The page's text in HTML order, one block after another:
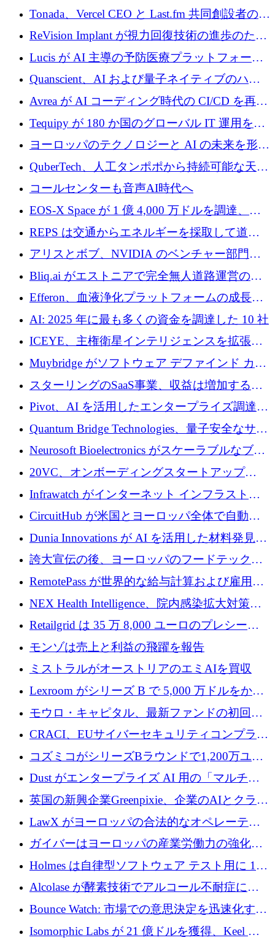
るなか、Voxmindが54万6,000ポンドのプレシ
ード資金を調達
Tonada、Vercel CEO と Last.fm 共同創設者の支
援を受けてステルス撤退
ReVision Implant が視力回復技術の進歩のため
に 400 万ユーロを確保
Lucis が AI 主導の予防医療プラットフォーム
を拡大するためにシリーズ A で 2,000 万ドル
を調達
Quanscient、AI および量子ネイティブのハー
ドウェア エンジニアリングを推進するために
1,000 万ユーロを調達
Avrea が AI コーディング時代の CI/CD を再発
明するために 470 万ドルをかけてステルスか
ら浮上
Tequipy が 180 か国のグローバル IT 運用を自
動化するために 300 万ユーロ以上を調達
ヨーロッパのテクノロジーと AI の未来を形作
る: イノベーション リーダーが Nexus
Luxembourg 2026 に集まる理由
QuberTech、人工タンポポから持続可能な天然
ゴムを開発するために 340 万ポンドを調達
コールセンターも音声AI時代へ
EOS-X Space が 1 億 4,000 万ドルを調達、
Mistral が Emmi AI を買収、Bliq がエストニア
での完全無人道路運営を承認
REPS は交通からエネルギーを採取して道路
を発電所に変えるために 2,360 万ドルを調達
アリスとボブ、NVIDIA のベンチャー部門か
らの投資でシリーズ B を拡大
Bliq.ai がエストニアで完全無人道路運営の承
認を獲得
Efferon、血液浄化プラットフォームの成長に
250万ユーロを確保
AI: 2025 年に最も多くの資金を調達した 10 社
ICEYE、主権衛星インテリジェンスを拡張す
るために 3 億ユーロの信用枠を確保
Muybridge がソフトウェア デファインド カメ
ラ テクノロジーを拡張するためにシリーズ A
で 1,600 万ドルを調達
スターリングのSaaS事業、収益は増加するも
グループ利益は減少
Pivot、AI を活用したエンタープライズ調達プ
ラットフォームを拡大するために 4,000 万ド
ルを調達
Quantum Bridge Technologies、量子安全なサイ
バーセキュリティ インフラストラクチャの拡
Neurosoft Bioelectronics がスケーラブルなブレ
イン コンピューター インターフェイスのため
に 750 万ドルを調達
20VC、オンボーディングスタートアップ
Prelude へのシリーズ A 投資で 2,000 万ドルを
Infrawatch がインターネット インフラストラ
クチャ インテリジェンス向けに 300 万ドルの
プレシードを確保
CircuitHub が米国とヨーロッパ全体で自動電
子機器製造を拡大するために 2,800 万ドルを
Dunia Innovations が AI を活用した材料発見を
産業化するために 2 億 8,000 万ユーロのベル
リン GigaLab を発表
誇大宣伝の後、ヨーロッパのフードテックセ
クターはファンダメンタルズを中心に再構築
RemotePass が世界的な給与計算および雇用プ
ラットフォームを拡大するために 1,740 万ド
NEX Health Intelligence、院内感染拡大対策に
100万ユーロを確保
Retailgrid は 35 万 8,000 ユーロのプレシード
ラウンドで小売業のスプレッドシートをター
ゲットにしています
モンゾは売上と利益の飛躍を報告
ミストラルがオーストリアのエミAIを買収
Lexroom がシリーズ B で 5,000 万ドルをかけ
てヨーロッパ大陸法用の法律 AI を構築
モウロ・キャピタル、最新ファンドの初回ク
ローズで4億ドルを確保
CRACI、EUサイバーセキュリティコンプライ
アンスプラットフォームのために140万ユーロ
コズミコがシリーズBラウンドで1,200万ユー
ロを調達
Dust がエンタープライズ AI 用の「マルチプ
レイヤー」オペレーティング システムを構築
するシリーズ B で 4,000 万ドルを調達
英国の新興企業Greenpixie、企業のAIとクラウ
ドのエネルギー無駄を削減するために470万ポ
ンドを調達
LawX がヨーロッパの合法的なオペレーティ
ング システムを構築するために 750 万ユーロ
を調達
ガイバーはヨーロッパの産業労働力の強化に
貢献するために 140 万ユーロを獲得
Holmes は自律型ソフトウェア テスト用に 110
万ユーロのプレシードを提供して開始
Alcolase が酵素技術でアルコール不耐症に取
り組むために 150 万ユーロを調達
Bounce Watch: 市場での意思決定を迅速化する
ためのインテリジェンス層を構築する
Isomorphic Labs が 21 億ドルを獲得、Keel の